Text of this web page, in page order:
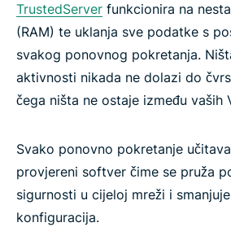
Automatizirajte svoj VPN uz
poslužitelj
Zbog kojih je značajki VPN
ExpressVPN značajke i značajke
ova
Pokrivenost uređaja i aplikacija
TrustedServer funkcionira na
(RAM) te uklanja sve podatke s
svakog ponovnog pokretanja.
aktivnosti nikada ne dolazi do
čega ništa ne ostaje između vaših
Svako ponovno pokretanje
provjereni softver čime se pruža
sigurnosti u cijeloj mreži i
konfiguracija.